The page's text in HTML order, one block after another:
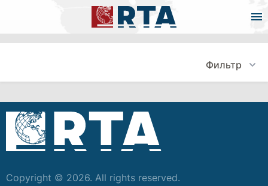
Фильтр
Copyright © 2026. All rights reserved.